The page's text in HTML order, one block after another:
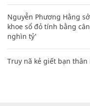
Nguyễn Phương Hằng
khoe sổ đỏ tính bằng
nghìn tỷ'
Truy nã kẻ giết bạn